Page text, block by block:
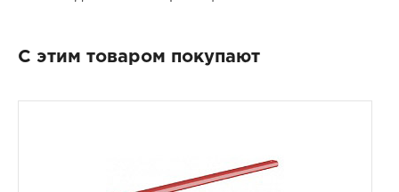
С этим товаром покупают